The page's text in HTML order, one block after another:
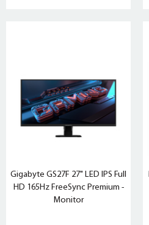
Gigabyte GS27F 27" LED IPS Full
HD 165Hz FreeSync Premium -
Monitor